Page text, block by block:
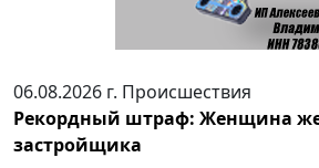
06.08.2026 г. Происшествия
Рекордный штраф: Женщина
застройщика